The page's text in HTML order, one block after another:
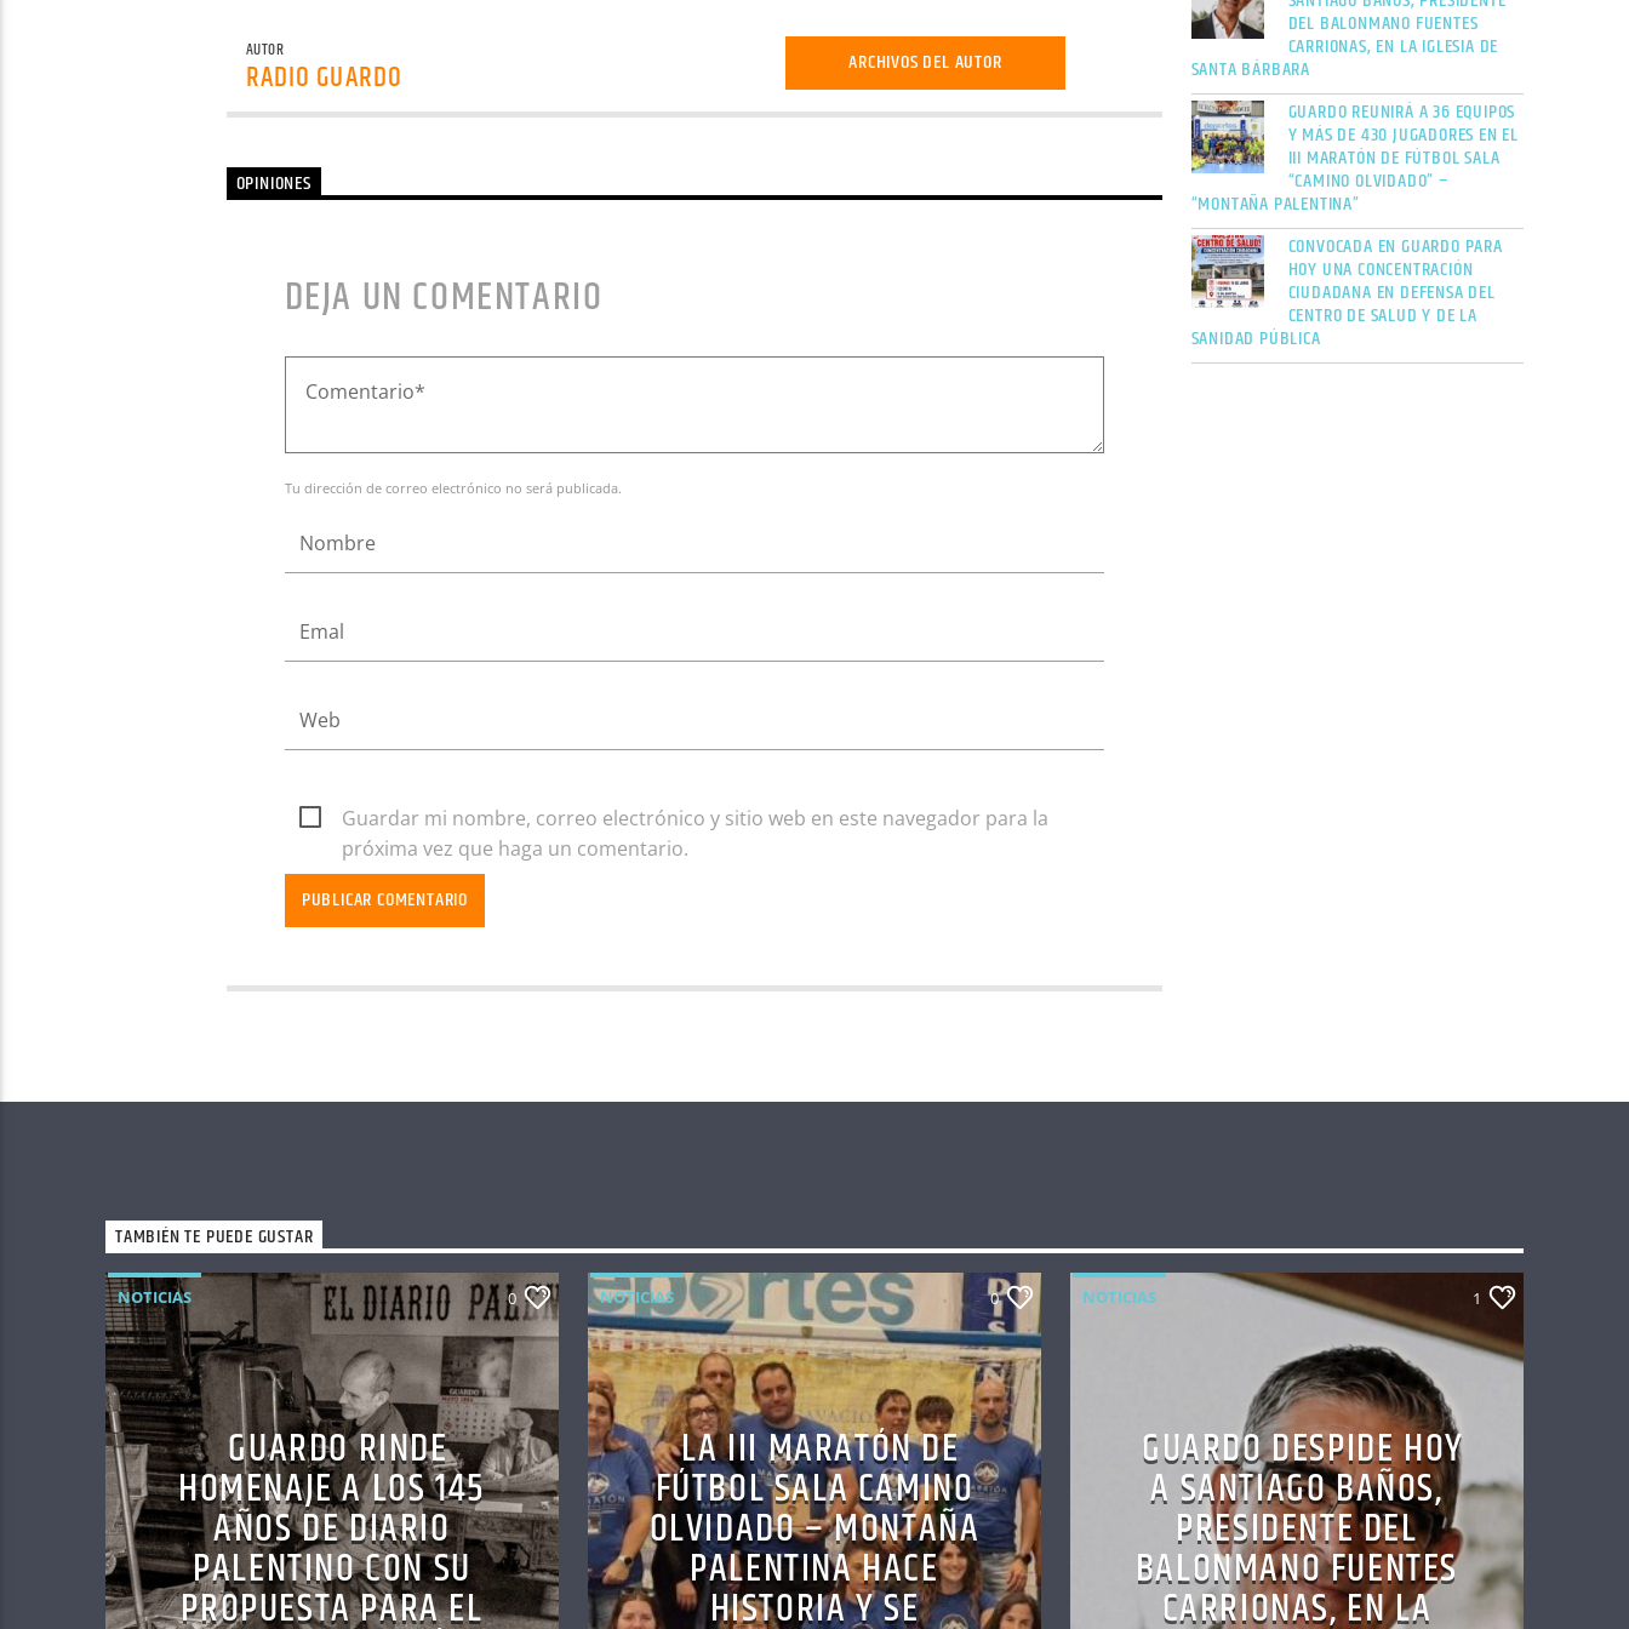
AUTOR
RADIO GUARDO ARCHIVOS DEL AUTOR
OPINIONES
DEJA UN COMENTARIO
Tu dirección de correo electrónico no será publicada.
Guardar mi nombre, correo electrónico y sitio web en este navegador para la
próxima vez que haga un comentario.
DEL BALONMANO FUENTES
CARRIONAS, EN LA IGLESIA DE
SANTA BÁRBARA
GUARDO REUNIRÁ A 36 EQUIPOS
Y MÁS DE 430 JUGADORES EN EL
III MARATÓN DE FÚTBOL SALA
“CAMINO OLVIDADO” –
“MONTAÑA PALENTINA”
CONVOCADA EN GUARDO PARA
HOY UNA CONCENTRACIÓN
CIUDADANA EN DEFENSA DEL
CENTRO DE SALUD Y DE LA
SANIDAD PÚBLICA
TAMBIÉN TE PUEDE GUSTAR
NOTICIAS 0
GUARDO RINDE
HOMENAJE A LOS 145
AÑOS DE DIARIO
PALENTINO CON SU
PROPUESTA PARA EL
NOTICIAS 0
LA III MARATÓN DE
FÚTBOL SALA CAMINO
OLVIDADO – MONTAÑA
PALENTINA HACE
HISTORIA Y SE
NOTICIAS 1
GUARDO DESPIDE HOY
A SANTIAGO BAÑOS,
PRESIDENTE DEL
BALONMANO FUENTES
CARRIONAS, EN LA